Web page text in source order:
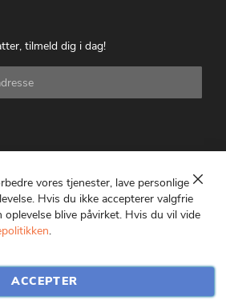
tilmeld dig i dag!
CVR: 25847369
Luk
vores tjenester, lave personlige
Hvis du ikke accepterer valgfrie
blive påvirket. Hvis du vil vide
.
ACCEPTER